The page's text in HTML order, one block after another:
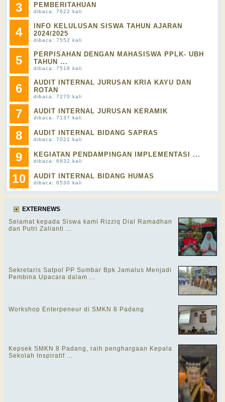
3 PEMBERITAHUAN
dibaca: 7622 kali
4
INFO KELULUSAN SISWA TAHUN AJARAN
2024/2025
dibaca: 7552 kali
5
PERPISAHAN DENGAN MAHASISWA PPLK- UBH
TAHUN ...
dibaca: 7518 kali
6
AUDIT INTERNAL JURUSAN KRIA KAYU DAN
ROTAN
dibaca: 7270 kali
7 AUDIT INTERNAL JURUSAN KERAMIK
dibaca: 7137 kali
8 AUDIT INTERNAL BIDANG SAPRAS
dibaca: 7021 kali
9 KEGIATAN PENDAMPINGAN IMPLEMENTASI ...
dibaca: 6832 kali
10 AUDIT INTERNAL BIDANG HUMAS
dibaca: 6530 kali
EXTERNEWS
Selamat kepada Siswa kami Rizziq Dial Ramadhan
dan Putri Zalianti ...
Sekretaris Satpol PP Sumbar Bpk Jamalus Menjadi
Pembina Upacara dalam ...
Workshop Enterpeneur di SMKN 8 Padang
Kepsek SMKN 8 Padang, raih penghargaan Kepala
Sekolah Inspiratif ...